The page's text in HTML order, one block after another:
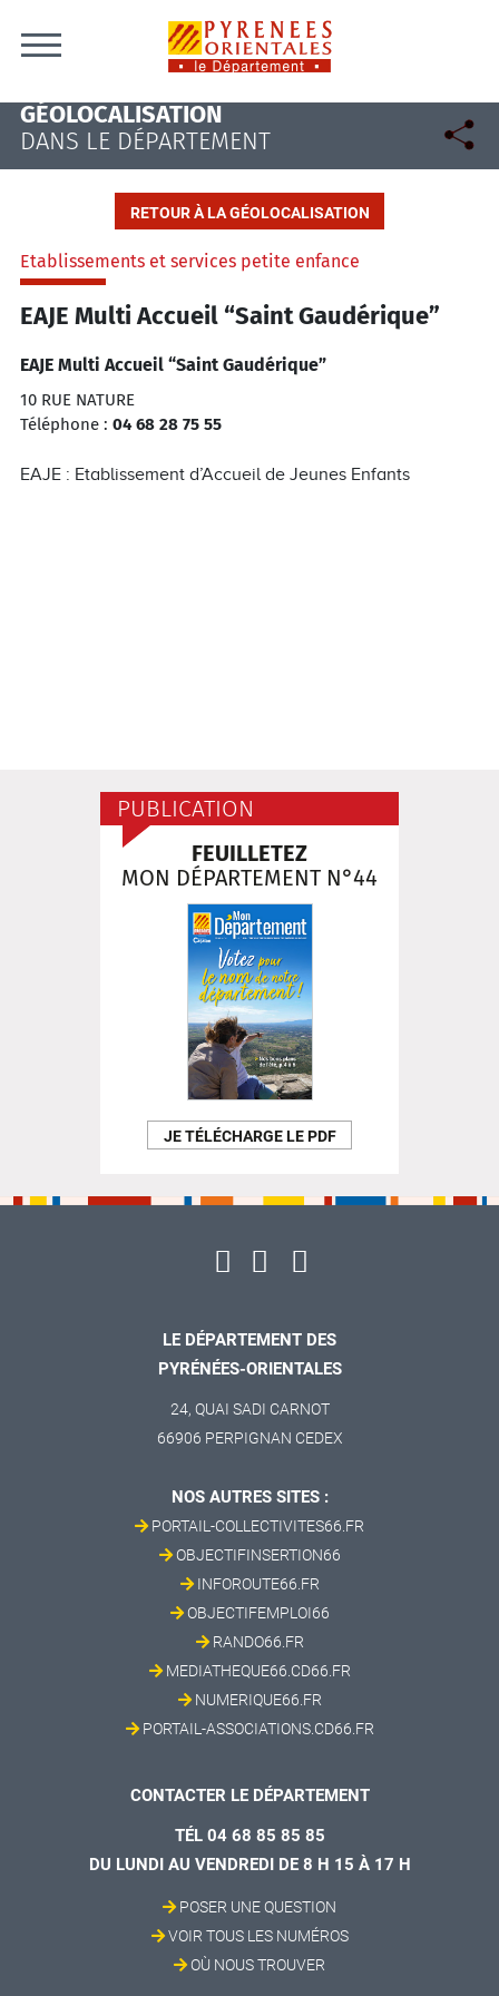
GÉOLOCALISATION
DANS LE DÉPARTEMENT
RETOUR À LA GÉOLOCALISATION
Etablissements et services petite enfance
EAJE Multi Accueil “Saint Gaudérique”
EAJE Multi Accueil “Saint Gaudérique”
10 RUE NATURE
Téléphone : 04 68 28 75 55
EAJE : Etablissement d’Accueil de Jeunes Enfants
PUBLICATION
FEUILLETEZ
MON DÉPARTEMENT N°44
JE TÉLÉCHARGE LE PDF
LE DÉPARTEMENT DES
PYRÉNÉES-ORIENTALES
24, QUAI SADI CARNOT
66906 PERPIGNAN CEDEX
NOS AUTRES SITES :
PORTAIL-COLLECTIVITES66.FR
OBJECTIFINSERTION66
INFOROUTE66.FR
OBJECTIFEMPLOI66
RANDO66.FR
MEDIATHEQUE66.CD66.FR
NUMERIQUE66.FR
PORTAIL-ASSOCIATIONS.CD66.FR
CONTACTER LE DÉPARTEMENT
TÉL 04 68 85 85 85
DU LUNDI AU VENDREDI DE 8 H 15 À 17 H
POSER UNE QUESTION
VOIR TOUS LES NUMÉROS
OÙ NOUS TROUVER